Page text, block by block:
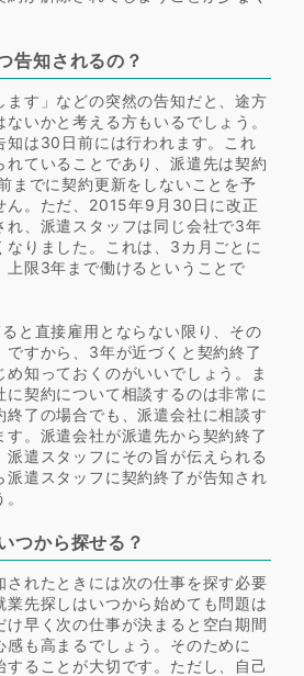
告知されるの？
ます」などの突然の告知だと、途方
いかと考える方もいるでしょう。
知は30日前には行われます。これ
れていることであり、派遣先は契約
までに契約更新をしないことを予
ん。ただ、2015年9月30日に改正
れ、派遣スタッフは同じ会社で3年
なりました。これは、3カ月ごとに
上限3年まで働けるということで
と直接雇用とならない限り、その
ですから、3年が近づくと契約終了
め知っておくのがいいでしょう。ま
に契約について相談するのは非常に
終了の場合でも、派遣会社に相談す
す。派遣会社が派遣先から契約終了
遣スタッフにその旨が伝えられる
派遣スタッフに契約終了が告知され
つから探せる？
されたときには次の仕事を探す必要
業先探しはいつから始めても問題は
け早く次の仕事が決まると空白期間
感も高まるでしょう。そのために
することが大切です。ただし、自己